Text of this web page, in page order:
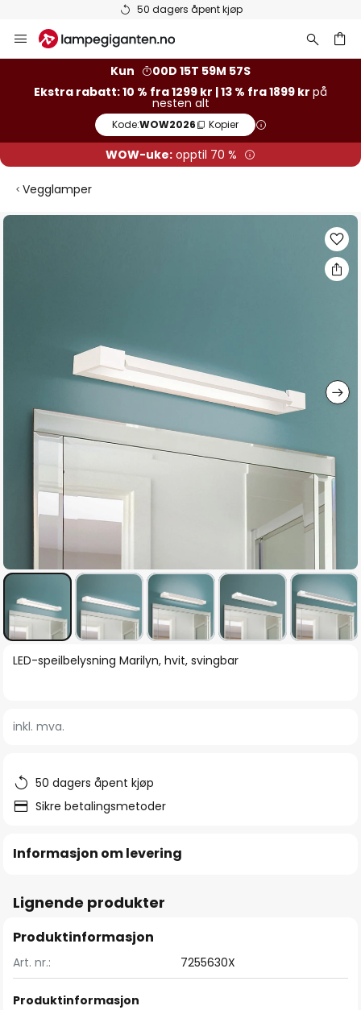
50 dagers åpent kjøp
Hopp
til
Kun
00D 15T 59M 56S
Ekstra rabatt: 10 % fra 1299 kr | 13 % fra 1899 kr på
nesten alt
Kode:WOW2026 Kopier
WOW-uke: opptil 70 %
Vegglamper
Gå
Gå
bildegalleri
LED-speilbelysning Marilyn, hvit, svingbar
inkl. mva.
50 dagers åpent kjøp
Sikre betalingsmetoder
Informasjon om levering
Lignende produkter
Produktinformasjon
Art. nr.: 7255630X
Produktinformasjon